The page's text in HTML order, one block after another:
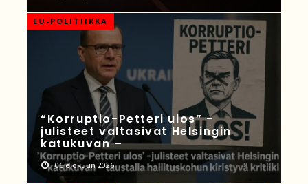
EU-POLITIIKKA
“Korruptio-Petteri ulos” -
julisteet valtasivat Helsingin
katukuvan –
06 elokuun 2026